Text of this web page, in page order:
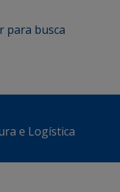
para busca
e Logística